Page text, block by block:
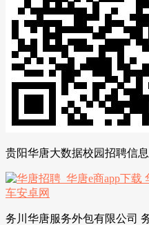
贵阳华唐大数据校园招聘信息
务川华唐服务外包有限公司